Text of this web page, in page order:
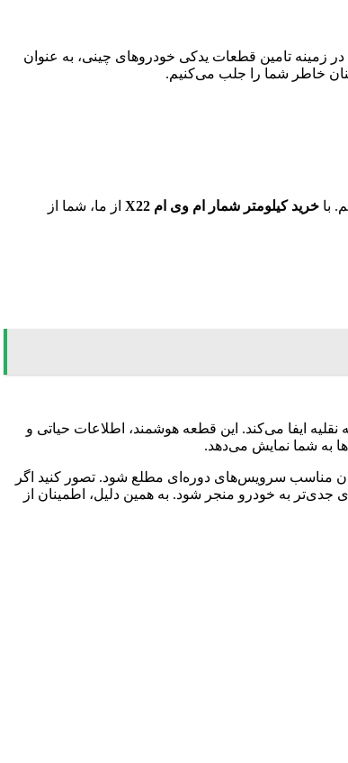
در زمینه تامین قطعات یدکی خودروهای چینی، به عنوان
خاطر شما را جلب می‌کنیم.
با خرید کیلومتر شمار ام وی ام X22
از ما، شما از
ایفا می‌کند. این قطعه هوشمند، اطلاعات حیاتی و
به شما نمایش می‌دهد.
مناسب سرویس‌های دوره‌ای مطلع شود. تصور کنید اگر
به خودرو منجر شود. به همین دلیل، اطمینان از